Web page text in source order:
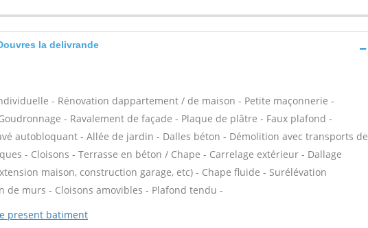
la delivrande
- Rénovation dappartement / de maison - Petite maçonnerie -
- Ravalement de façade - Plaque de plâtre - Faux plafond -
autobloquant - Allée de jardin - Dalles béton - Démolition avec transports de
- Cloisons - Terrasse en béton / Chape - Carrelage extérieur - Dallage
maison, construction garage, etc) - Chape fluide - Surélévation
de murs - Cloisons amovibles - Plafond tendu -
present batiment